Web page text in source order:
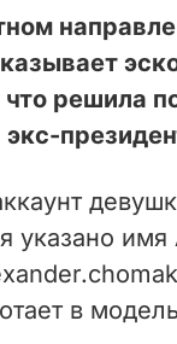
что решила
указано
в